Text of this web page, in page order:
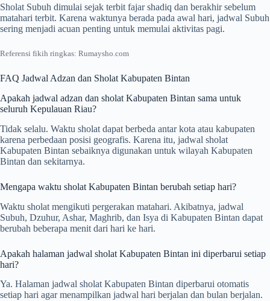
Sholat Subuh dimulai sejak terbit fajar shadiq dan berakhir sebelum
matahari terbit. Karena waktunya berada pada awal hari, jadwal Subuh
sering menjadi acuan penting untuk memulai aktivitas pagi.
Referensi fikih ringkas: Rumaysho.com
FAQ Jadwal Adzan dan Sholat Kabupaten Bintan
Apakah jadwal adzan dan sholat Kabupaten Bintan sama untuk
seluruh Kepulauan Riau?
Tidak selalu. Waktu sholat dapat berbeda antar kota atau kabupaten
karena perbedaan posisi geografis. Karena itu, jadwal sholat
Kabupaten Bintan sebaiknya digunakan untuk wilayah Kabupaten
Bintan dan sekitarnya.
Mengapa waktu sholat Kabupaten Bintan berubah setiap hari?
Waktu sholat mengikuti pergerakan matahari. Akibatnya, jadwal
Subuh, Dzuhur, Ashar, Maghrib, dan Isya di Kabupaten Bintan dapat
berubah beberapa menit dari hari ke hari.
Apakah halaman jadwal sholat Kabupaten Bintan ini diperbarui setiap
hari?
Ya. Halaman jadwal sholat Kabupaten Bintan diperbarui otomatis
setiap hari agar menampilkan jadwal hari berjalan dan bulan berjalan.